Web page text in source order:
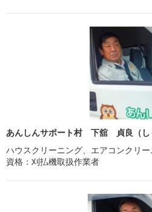
あんしんサポート村 下舘 貞良（し
ハウスクリーニング、エアコンクリー
資格：刈払機取扱作業者